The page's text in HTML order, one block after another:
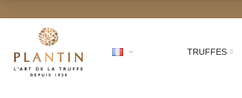
TRUFFES